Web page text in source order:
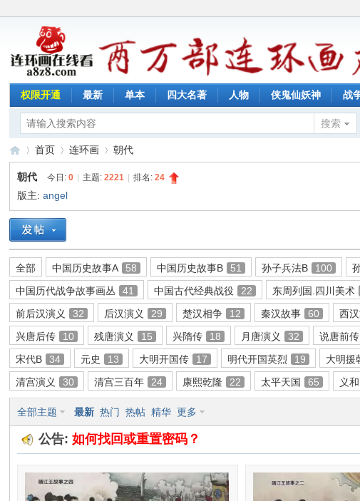
权限开通 最新 单本 四大名著 人物 侠鬼仙妖神 战
搜索
连
环
»
首页
›
连环画
›
朝代
朝代 今日:0 主题:2221 排名:24
版主:angel
全部 中国历史故事A 58 中国历史故事B 51 孙子兵法B 100
中国历代战争故事画丛
41 中国古代经典战役 22 东周列国.四川美术
前后汉演义
32 后汉演义 29 楚汉相争 12 秦汉故事 60 西
兴唐后传
10 残唐演义 15 兴隋传 18 月唐演义 32 说唐前传
宋代B
34 元史 13 大明开国传 17 明代开国英烈 19 大明援
清宫演义
30 清宫三百年 24 康熙乾隆 22 太平天国 65 义
全部主题 最新 热门 热帖 精华 更多
公告:如何找回或重置密码？